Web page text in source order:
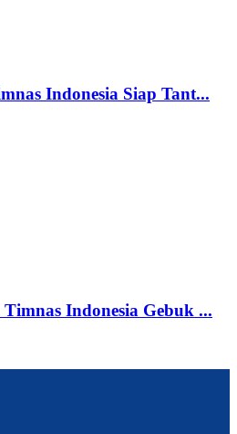
Indonesia Siap Tant...
Indonesia Gebuk ...